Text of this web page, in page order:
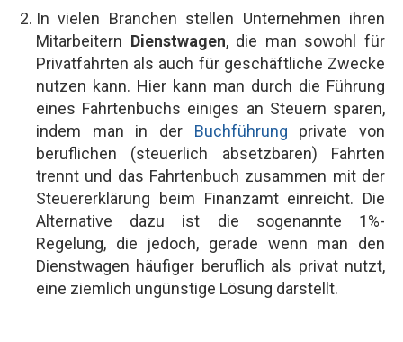
In vielen Branchen stellen Unternehmen ihren
Mitarbeitern Dienstwagen, die man sowohl für
Privatfahrten als auch für geschäftliche Zwecke
nutzen kann. Hier kann man durch die Führung
eines Fahrtenbuchs einiges an Steuern sparen,
indem man in der Buchführung private von
beruflichen (steuerlich absetzbaren) Fahrten
trennt und das Fahrtenbuch zusammen mit der
Steuererklärung beim Finanzamt einreicht. Die
Alternative dazu ist die sogenannte 1%-
Regelung, die jedoch, gerade wenn man den
Dienstwagen häufiger beruflich als privat nutzt,
eine ziemlich ungünstige Lösung darstellt.